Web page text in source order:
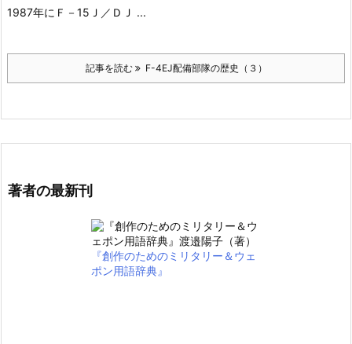
1987年にＦ－15Ｊ／ＤＪ ...
記事を読む F-4EJ配備部隊の歴史（３）
著者の最新刊
『創作のためのミリタリー＆ウェ
ポン用語辞典』